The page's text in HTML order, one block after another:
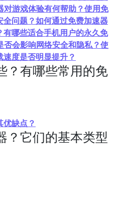
游戏体验有何帮助？使用免
问题？如何通过免费加速器
哪些适合手机用户的永久免
会影响网络安全和隐私？使
度是否明显提升？
？有哪些常用的免
缺点？
？它们的基本类型